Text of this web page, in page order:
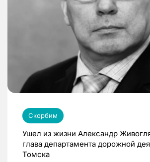
Скорбим
Ушел из жизни Александр
глава департамента дорожной
Томска